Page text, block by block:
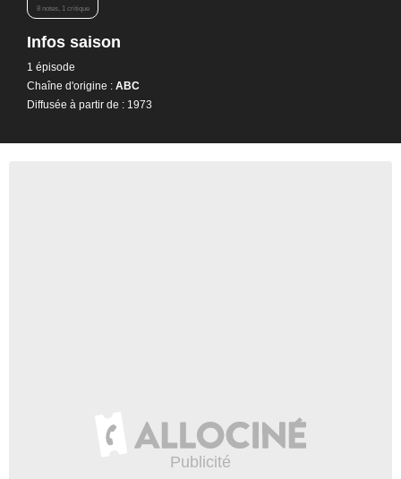
8 notes, 1 critique
Infos saison
1 épisode
Chaîne d'origine : ABC
Diffusée à partir de : 1973